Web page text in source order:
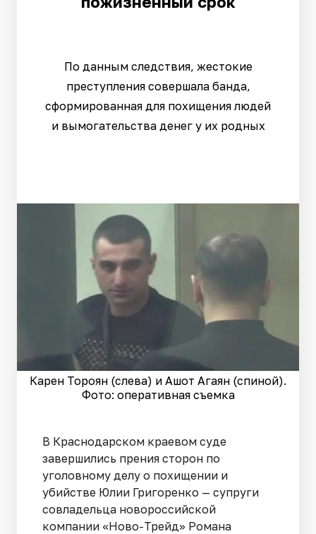
По данным следствия, жестокие
преступления совершала банда,
сформированная для похищения людей
и вымогательства денег у их родных
Карен Тороян (слева) и Ашот Агаян (спиной).
Фото: оперативная съемка
В Краснодарском краевом суде
завершились прения сторон по
уголовному делу о похищении и
убийстве Юлии Григоренко — супруги
совладельца новороссийской
компании «Ново-Трейд» Романа